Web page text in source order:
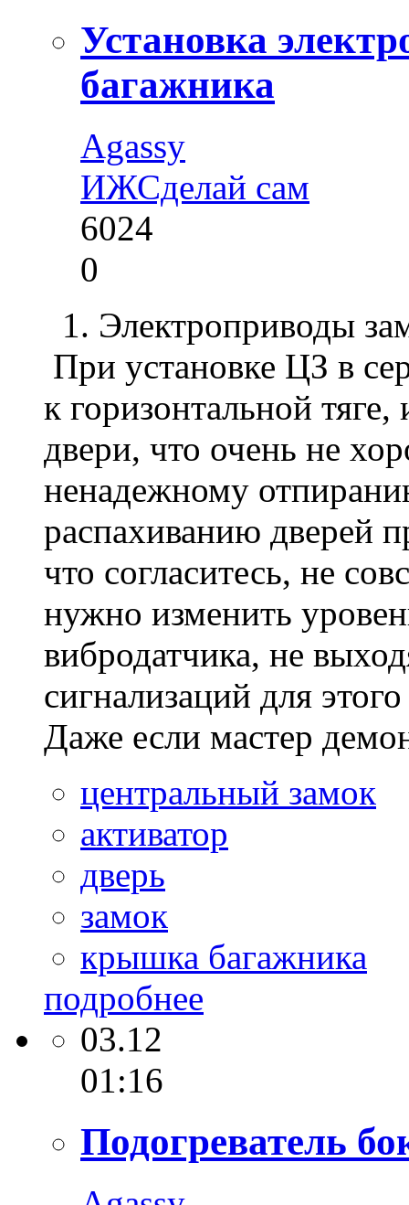
Установка
багажника
Agassy
ИЖСделай сам
6024
0
1. Электроприводы
При установке ЦЗ в
к горизонтальной
двери, что очень не
ненадежному
распахиванию дверей
что согласитесь, не
нужно изменить
вибродатчика, не
сигнализаций для
Даже если мастер
центральный замок
активатор
дверь
замок
крышка багажника
подробнее
03.12
01:16
Подогреватель